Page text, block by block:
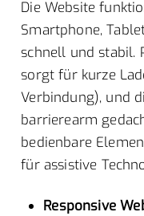
Die Website
Smartphone,
schnell und stabil.
sorgt für kurze
Verbindung), und
barrierearm
bedienbare
für assistive
Responsive